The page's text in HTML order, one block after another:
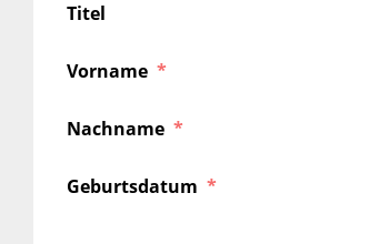
Titel
Vorname
Nachname
Geburtsdatum